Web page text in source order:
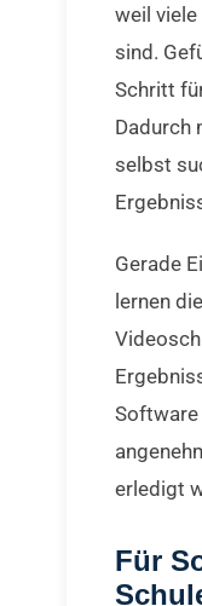
weil
sind.
Schritt
Dadurch
selbst
Gerade
lernen
Software
erledigt
Für